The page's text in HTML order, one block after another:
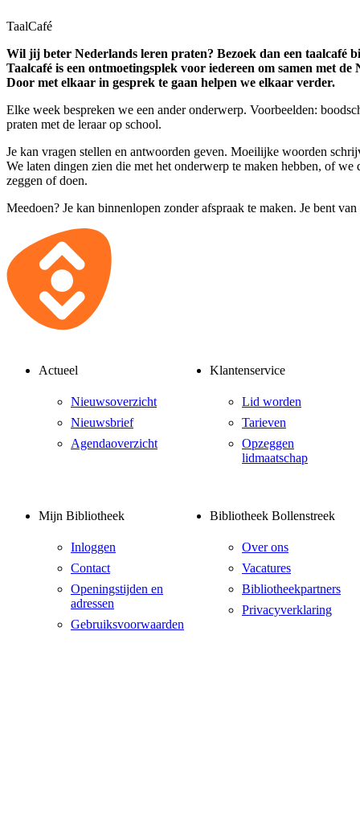
TaalCafé
Wil jij beter Nederlands leren praten? Bezoek dan een taalcafé
Taalcafé is een ontmoetingsplek voor iedereen om samen met de
Door met elkaar in gesprek te gaan helpen we elkaar verder.
Elke week bespreken we een ander onderwerp. Voorbeelden:
praten met de leraar op school.
Je kan vragen stellen en antwoorden geven. Moeilijke woorden
We laten dingen zien die met het onderwerp te maken hebben, of
zeggen of doen.
Meedoen? Je kan binnenlopen zonder afspraak te maken. Je bent
Actueel
Nieuwsoverzicht
Nieuwsbrief
Agendaoverzicht
Klantenservice
Lid worden
Tarieven
Opzeggen
lidmaatschap
Mijn Bibliotheek
Inloggen
Contact
Openingstijden en
adressen
Gebruiksvoorwaarden
Bibliotheek Bollenstreek
Over ons
Vacatures
Bibliotheekpartners
Privacyverklaring